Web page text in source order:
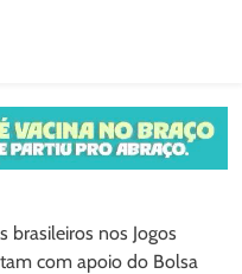
brasileiros nos Jogos
com apoio do Bolsa